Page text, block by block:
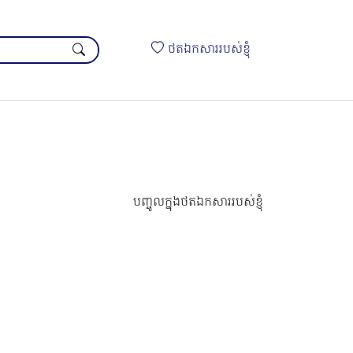
ថតឯកសាររបស់ខ្ញុំ
បញ្ចូលក្នុងថតឯកសាររបស់ខ្ញុំ